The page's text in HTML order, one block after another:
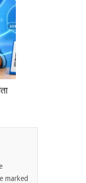
marked